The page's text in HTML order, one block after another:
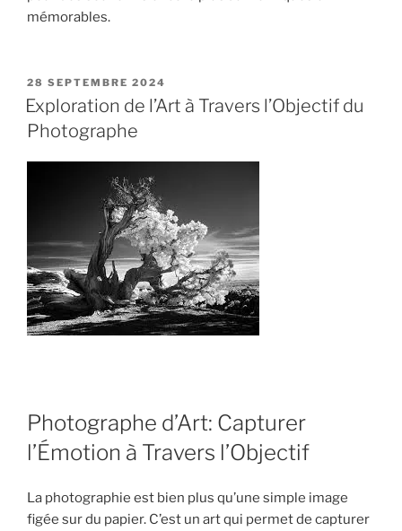
mémorables.
PUBLIÉ
LE
28 SEPTEMBRE 2024
Exploration de l’Art à Travers l’Objectif du
Photographe
Photographe d’Art: Capturer
l’Émotion à Travers l’Objectif
La photographie est bien plus qu’une simple image
figée sur du papier. C’est un art qui permet de capturer